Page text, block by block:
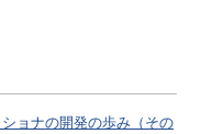
ョナの開発の歩み（その